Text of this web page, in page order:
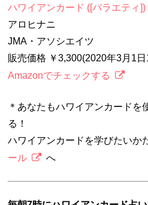
ハワイアンカード ([バラエティ])
アロヒナニ
JMA・アソシエイツ
販売価格 ￥3,300(2020年3月1
Amazonでチェックする
＊あなたもハワイアンカードを
る！
ハワイアンカードを学びたいか
ール
へ